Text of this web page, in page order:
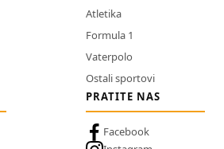
Atletika
Formula 1
Vaterpolo
Ostali sportovi
PRATITE NAS
Facebook